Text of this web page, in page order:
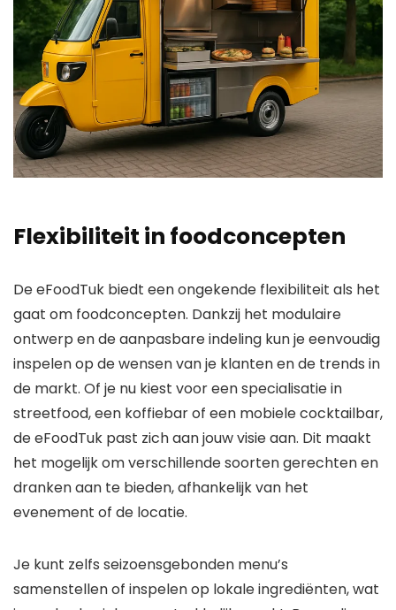
Flexibiliteit in foodconcepten
De eFoodTuk biedt een ongekende flexibiliteit als het
gaat om foodconcepten. Dankzij het modulaire
ontwerp en de aanpasbare indeling kun je eenvoudig
inspelen op de wensen van je klanten en de trends in
de markt. Of je nu kiest voor een specialisatie in
streetfood, een koffiebar of een mobiele cocktailbar,
de eFoodTuk past zich aan jouw visie aan. Dit maakt
het mogelijk om verschillende soorten gerechten en
dranken aan te bieden, afhankelijk van het
evenement of de locatie.
Je kunt zelfs seizoensgebonden menu’s
samenstellen of inspelen op lokale ingrediënten, wat